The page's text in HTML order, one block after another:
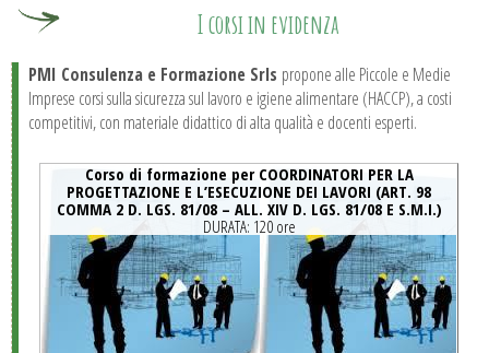
I corsi in evidenza
PMI Consulenza e Formazione Srls propone alle Piccole e Medie
Imprese corsi sulla sicurezza sul lavoro e igiene alimentare (HACCP), a costi
competitivi, con materiale didattico di alta qualità e docenti esperti.
Corso di formazione per COORDINATORI PER LA
PROGETTAZIONE E L’ESECUZIONE DEI LAVORI (ART. 98
COMMA 2 D. LGS. 81/08 – ALL. XIV D. LGS. 81/08 E S.M.I.)
DURATA: 120 ore